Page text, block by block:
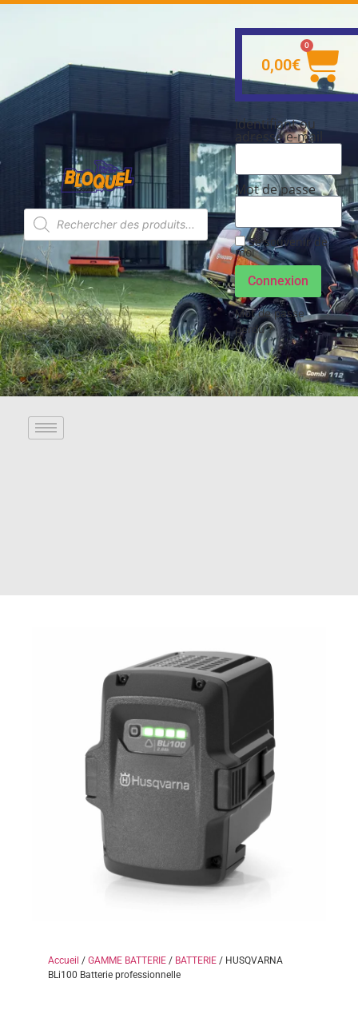
0,00€
0
Identifiant ou
adresse e-mail
Mot de passe
Se souvenir de
moi
Connexion
Mot de passe
perdu ?
Accueil / GAMME BATTERIE / BATTERIE / HUSQVARNA
BLi100 Batterie professionnelle